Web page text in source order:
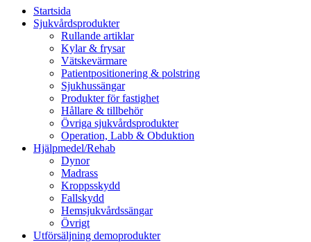
Startsida
Sjukvårdsprodukter
Rullande artiklar
Kylar & frysar
Vätskevärmare
Patientpositionering & polstring
Sjukhussängar
Produkter för fastighet
Hållare & tillbehör
Övriga sjukvårdsprodukter
Operation, Labb & Obduktion
Hjälpmedel/Rehab
Dynor
Madrass
Kroppsskydd
Fallskydd
Hemsjukvårdssängar
Övrigt
Utförsäljning demoprodukter